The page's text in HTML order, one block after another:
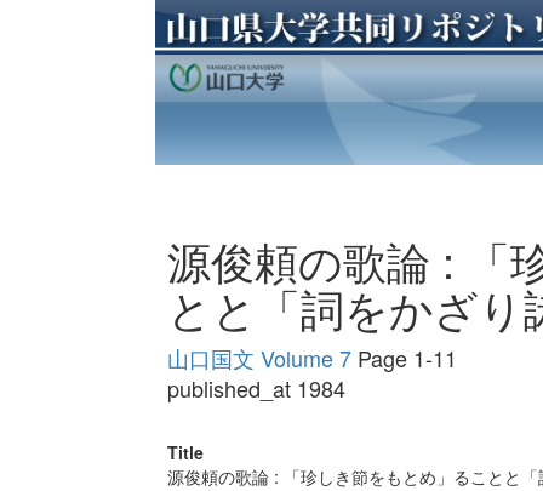
源俊頼の歌論 : 「
とと「詞をかざり
山口国文 Volume 7Page 1-11
published_at 1984
Title
源俊頼の歌論 : 「珍しき節をもとめ」ることと